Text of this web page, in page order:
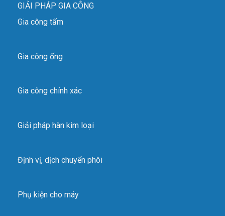
GIẢI PHÁP GIA CÔNG
Gia công tấm
Gia công ống
Gia công chính xác
Giải pháp hàn kim loại
Định vị, dịch chuyển phôi
Phụ kiện cho máy